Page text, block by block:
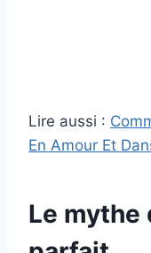
Lire aussi :
En Amour Et
Le mythe